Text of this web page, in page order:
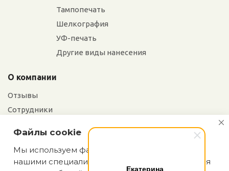
Екатерина
Тампопечать
Шелкография
УФ-печать
Другие виды нанесения
О компании
Отзывы
Сотрудники
Вакансии
Файлы cookie
Мы используем файлы cookie, разработанные
нашими специалистами и третьими лицами, для